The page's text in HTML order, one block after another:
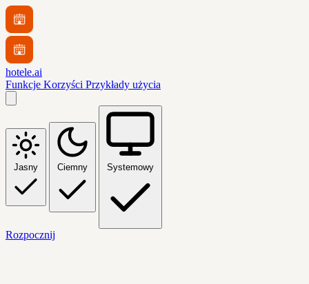
hotele.ai
Funkcje Korzyści Przykłady użycia
Jasny Ciemny Systemowy
Rozpocznij